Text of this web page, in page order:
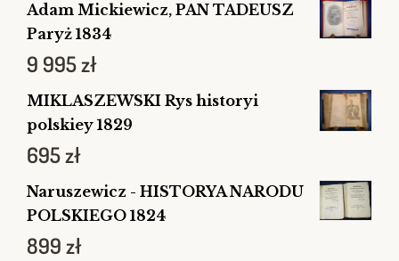
Adam Mickiewicz, PAN TADEUSZ
Paryż 1834
9 995zł
MIKLASZEWSKI Rys historyi
polskiey 1829
695zł
Naruszewicz - HISTORYA NARODU
POLSKIEGO 1824
899zł